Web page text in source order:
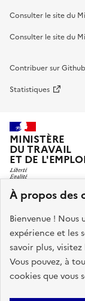
À propos des
Bienvenue !
expérience et les
savoir plus, visitez
Vous pouvez, à
cookies que vous
Consulter le site du
Consulter le site du
Contribuer sur Github
Statistiques
MINISTÈRE
DU TRAVAIL
ET DE
et maintenus par
ministères
info.gouv.fr